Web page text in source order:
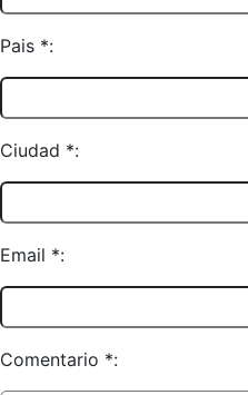
Pais *:
Ciudad *:
Email *:
Comentario *: